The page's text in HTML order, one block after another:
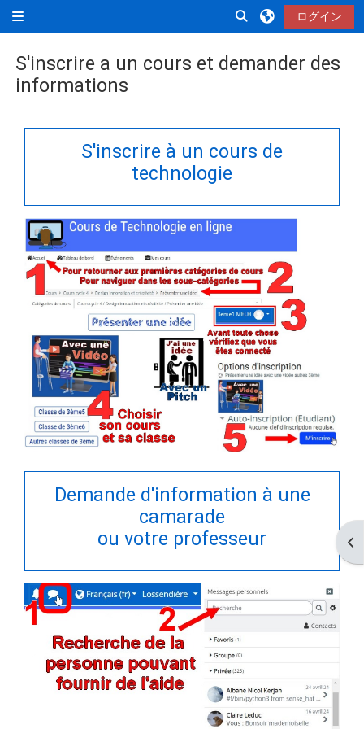
サイドパネル
検索入力に切り替え
ログイン
ブ
S'inscrire a un cours et demander des
informations
S'inscrire à un cours de
technologie
Demande d'information à une
camarade
ou votre professeur